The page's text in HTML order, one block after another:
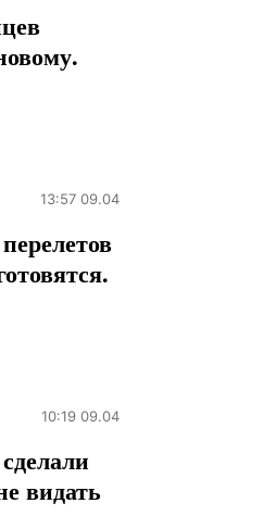
13:57 09.04
10:19 09.04
видать